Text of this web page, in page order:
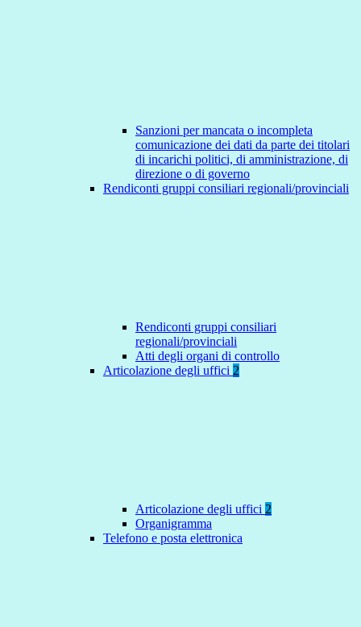
Sanzioni per mancata o incompleta
comunicazione dei dati da parte dei titolari
di incarichi politici, di amministrazione, di
direzione o di governo
Rendiconti gruppi consiliari regionali/provinciali
Rendiconti gruppi consiliari
regionali/provinciali
Atti degli organi di controllo
Articolazione degli uffici 2
Articolazione degli uffici 2
Organigramma
Telefono e posta elettronica